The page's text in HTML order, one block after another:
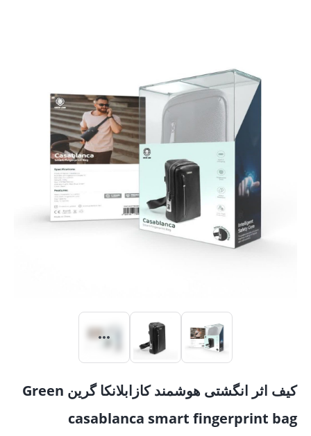
کیف اثر انگشتی هوشمند کازابلانکا گرین Green
casablanca smart fingerprint bag